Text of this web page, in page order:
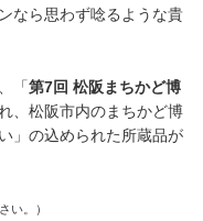
なら思わず唸るような貴
「第7回 松阪まちかど博
、松阪市内のまちかど博
」の込められた所蔵品が
い。）